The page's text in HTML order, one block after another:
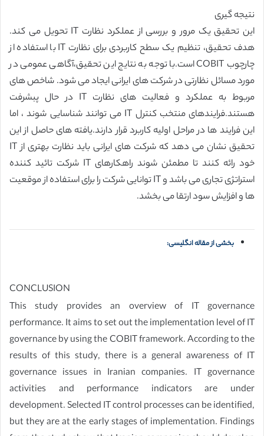
نتیجه گیری
این تحقیق یک مرور و بررسی از عملکرد نظارت IT تحویل می کند.
هدف تحقیق، تنظیم یک سطح کاربردی برای نظارت IT با استفاده از
چارچوب COBIT است.با توجه به نتایج این تحقیق،آگاهی عمومی در
مورد مسائل نظارتی در شرکت های ایرانی ایجاد می شود. شاخص های
مربوط به عملکرد و فعالیت های نظارت IT در حال پبشرفت
هستند.فرایندهای منتخب کنترل IT می توانند شناسایی شوند ، اما
این فرایند ها در مراحل اولیه کاربرد قرار دارند.یافته های حاصل از این
تحقیق نشان می دهد که شرکت های ایرانی باید نظارت بهتری از IT
خود رائه کنند تا مطمئن شوند راهکارهای IT شرکت تائید کننده
استراتژی تجاری می باشد و IT توانایی شرکت را برای استفاده از موقعیت
ها و افزایش سود ارتقا می بخشد.
بخشی از مقاله انگلیسی:
CONCLUSION
This study provides an overview of IT governance
performance. It aims to set out the implementation level of IT
governance by using the COBIT framework. According to the
results of this study, there is a general awareness of IT
governance issues in Iranian companies. IT governance
activities and performance indicators are under
development. Selected IT control processes can be identified,
but they are at the early stages of implementation. Findings